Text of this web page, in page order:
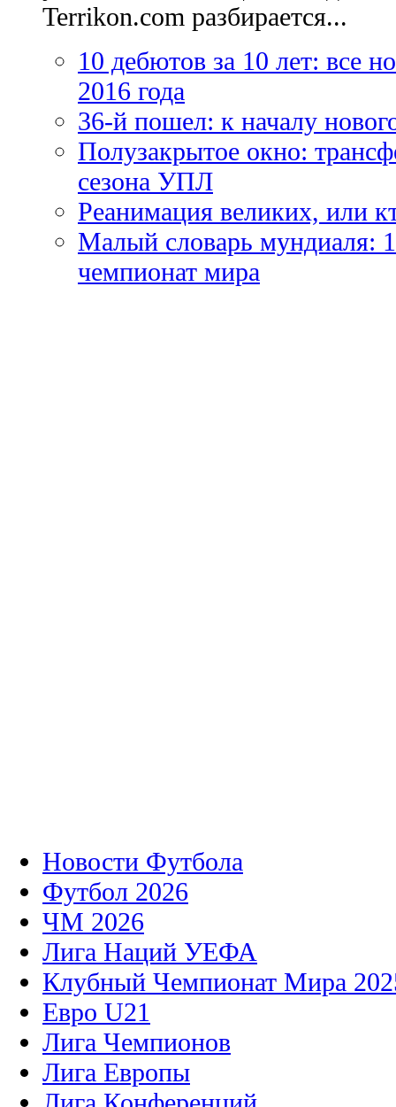
Terrikon.com разбирается...
10 дебютов за 10 лет: все
2016 года
36-й пошел: к началу
Полузакрытое окно:
сезона УПЛ
Реанимация великих, или
Малый словарь мундиаля:
чемпионат мира
Новости Футбола
Футбол 2026
ЧМ 2026
Лига Наций УЕФА
Клубный Чемпионат Мира
Евро U21
Лига Чемпионов
Лига Европы